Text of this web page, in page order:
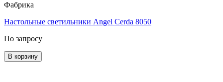
Фабрика
Настольные светильники Angel Cerda 8050
По запросу
В корзину